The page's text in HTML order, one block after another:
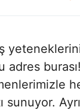
adres
sunuyor.